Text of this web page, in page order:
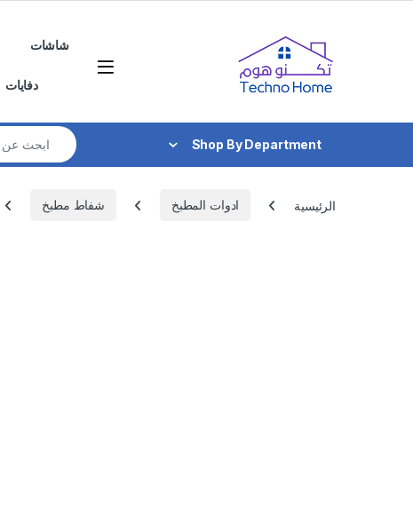
شاشات
دفايات
Shop By Department
Search for:
الرئيسية ادوات المطبخ شفاط مطبخ